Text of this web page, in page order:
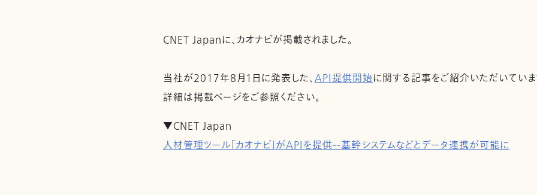
CNET Japanに、カオナビが掲載されました。
当社が2017年8月1日に発表した、API提供開始に関する記事をご紹介いただいていま
詳細は掲載ページをご参照ください。
▼CNET Japan
人材管理ツール「カオナビ」がAPIを提供--基幹システムなどとデータ連携が可能に